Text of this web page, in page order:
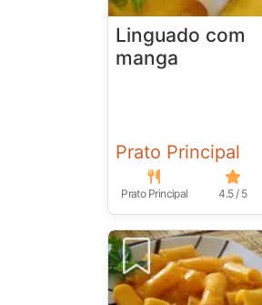
Linguado com
manga
Prato Principal
Prato Principal 4.5 / 5